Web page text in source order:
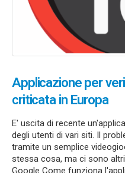
Applicazione per
criticata in Europa
E' uscita di recente
degli utenti di vari siti. Il
tramite un semplice
stessa cosa, ma ci sono
Google Come funziona